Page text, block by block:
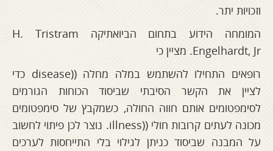
וזכויות יתר.
המומחה הידוע בתחום הביואתיקה H. Tristram
Engelhardt, Jr. מציין כי
רופאים התחילו להשתמש במלה מחלה ((disease כדי
לציין את הקשר הסיבתי שביסוד הכוחות הגורמים
לסימפטומים אותם חווה החולה, כשמקבץ של סימפטומים
מכונה לעתים קרובות חולי ((illness. נוצר לכן פיתוי לחשוב
על המבנה שביסוד כניתן לגילוי בלי התייחסות לערכים